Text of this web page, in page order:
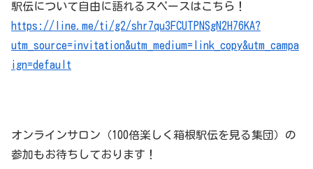
駅伝について自由に語れるスペースはこちら！
https://line.me/ti/g2/shr7qu3FCUTPNSgN2H76KA?
utm_source=invitation&utm_medium=link_copy&utm_campa
ign=default
オンラインサロン（100倍楽しく箱根駅伝を見る集団）の
参加もお待ちしております！